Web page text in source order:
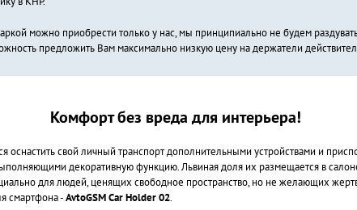
можно приобрести только у нас, мы принципиально не будем
предложить Вам максимально низкую цену на держатели
Комфорт без вреда для интерьера!
оснастить свой личный транспорт дополнительными устройствами и
декоративную функцию. Львиная доля их размещается в
для людей, ценящих свободное пространство, но не желающих
смартфона -AvtoGSM Car Holder 02.